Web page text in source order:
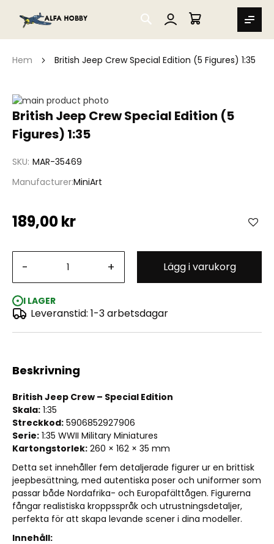
SEARCH
MIN VARUKORG
Hem British Jeep Crew Special Edition (5 Figures) 1:35
British Jeep Crew Special Edition (5
Figures) 1:35
SKU MAR-35469
ManufacturerMiniArt
189,00 kr
- + Lägg i varukorg
I LAGER
Leveranstid: 1-3 arbetsdagar
Hoppa
till
av
British Jeep Crew Special Edition (5 Figures) 1:35
Hoppa
början
bildgalleriet
Beskrivning
British Jeep Crew – Special Edition
Skala: 1:35
Streckkod: 5906852927906
Serie: 1:35 WWII Military Miniatures
Kartongstorlek: 260 × 162 × 35 mm
Detta set innehåller fem detaljerade figurer ur en brittisk
jeepbesättning, med autentiska poser och uniformer som
passar både Nordafrika- och Europafälttågen. Figurerna
fångar realistiska kroppsspråk och utrustningsdetaljer,
perfekta för att skapa levande scener i dina modeller.
Innehåll: